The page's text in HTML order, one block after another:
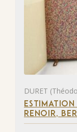
DURET
RENOIR,